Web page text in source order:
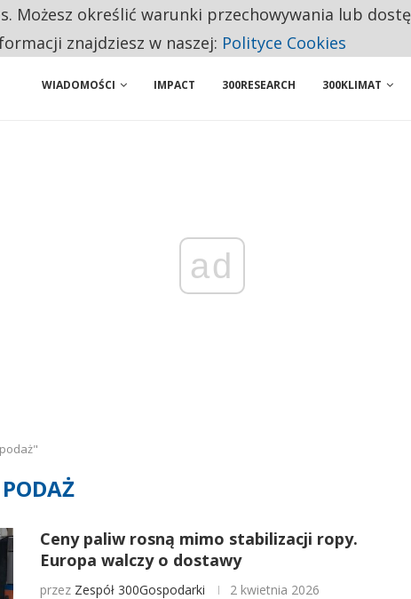
WŁASNĄ FIRMĘ. INNYM JUŻ TAK ŁATWO JEJ NIE POLECAJĄ
WIADOMOŚCI IMPACT 300RESEARCH 300KLIMAT
ad
PODAŻ
Ceny paliw rosną mimo stabilizacji ropy.
Europa walczy o dostawy
przez Zespół 300Gospodarki 2 kwietnia 2026
Możesz określić warunki przechowywania lub
znajdziesz w naszej: Polityce Cookies